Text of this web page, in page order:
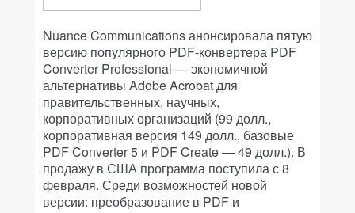
Nuance Communications анонсировала пятую
версию популярного PDF-конвертера PDF
Converter Professional — экономичной
альтернативы Adobe Acrobat для
правительственных, научных,
корпоративных организаций (99 долл.,
корпоративная версия 149 долл., базовые
PDF Converter 5 и PDF Create — 49 долл.). В
продажу в США программа поступила с 8
февраля. Среди возможностей новой
версии: преобразование в PDF и